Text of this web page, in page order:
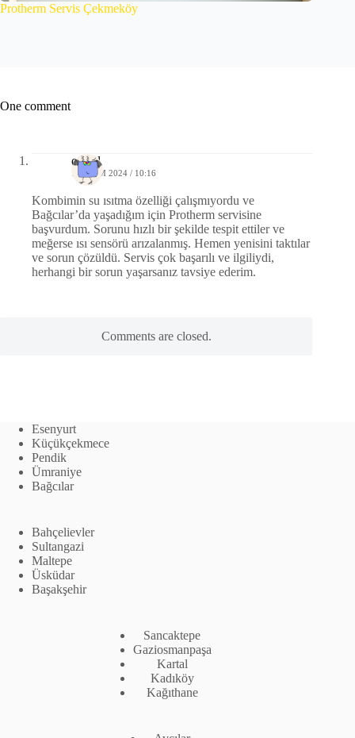
Protherm Servis Çekmeköy
One comment
cemal
16 EKIM 2024 / 10:16
Kombimin su ısıtma özelliği çalışmıyordu ve
Bağcılar’da yaşadığım için Protherm servisine
başvurdum. Sorunu hızlı bir şekilde tespit ettiler ve
meğerse ısı sensörü arızalanmış. Hemen yenisini taktılar
ve sorun çözüldü. Servis çok başarılı ve ilgiliydi,
herhangi bir sorun yaşarsanız tavsiye ederim.
Comments are closed.
Esenyurt
Küçükçekmece
Pendik
Ümraniye
Bağcılar
Bahçelievler
Sultangazi
Maltepe
Üsküdar
Başakşehir
Sancaktepe
Gaziosmanpaşa
Kartal
Kadıköy
Kağıthane